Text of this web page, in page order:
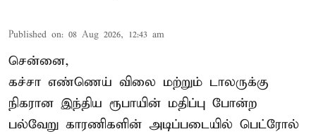
Published on: 08 Aug 2026, 12:43 am
சென்னை,
கச்சா எண்ணெய் விலை மற்றும் டாலருக்கு
நிகரான இந்திய ரூபாயின் மதிப்பு போன்ற
பல்வேறு காரணிகளின் அடிப்படையில் பெட்ரோல்